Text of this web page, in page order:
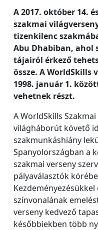
A 2017. október 14.
szakmai
tizenkilenc
Abu Dhabiban, ahol
tájairól érkező
össze. A WorldSkills
1998. január 1.
vehetnek részt.
A WorldSkills
világháborút követő
szakmunkáshiány
Spanyolországban a
szakmai verseny
pályaválasztók
színvonalának
verseny kedvező
későbbiekben több